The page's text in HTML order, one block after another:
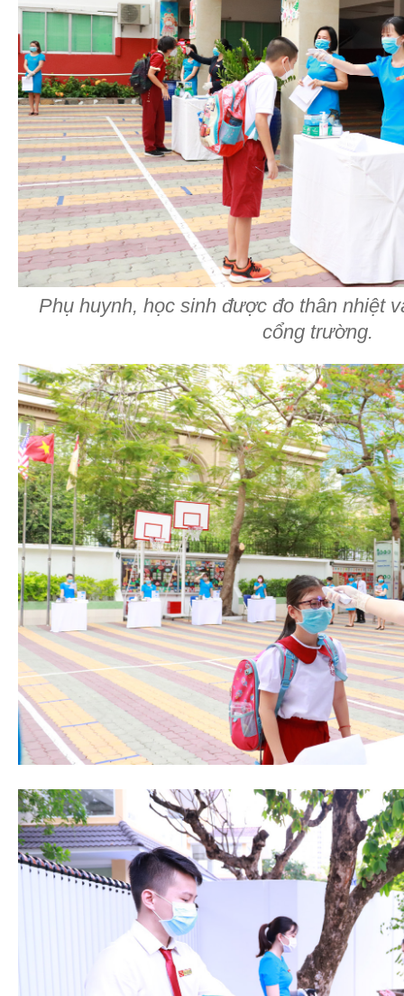
Phụ huynh, học sinh được đo thân nhiệt
cổng trường.